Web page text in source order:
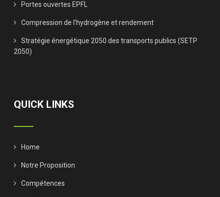
Portes ouvertes EPFL
Compression de l’hydrogène et rendement
Stratégie énergétique 2050 des transports publics (SETP
2050)
QUICK LINKS
Home
Notre Proposition
Compétences